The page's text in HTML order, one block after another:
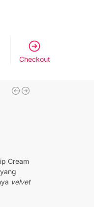
Checkout
Cream
velvet